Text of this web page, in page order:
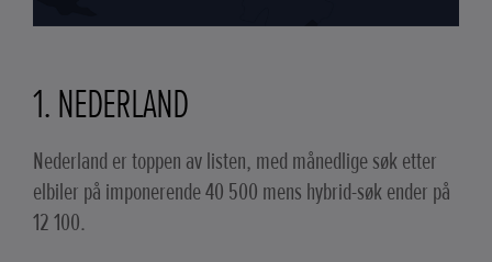
1. NEDERLAND
Nederland er toppen av listen, med månedlige søk etter
elbiler på imponerende 40 500 mens hybrid-søk ender på
12 100.